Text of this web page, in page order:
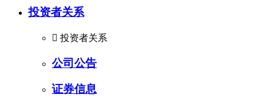
投资者关系
 投资者关系
公司公告
证券信息